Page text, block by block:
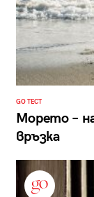
GO ТЕСТ
Морето –
връзка